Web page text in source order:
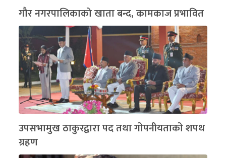
गौर नगरपालिकाको खाता बन्द, कामकाज प्रभावित
उपसभामुख ठाकुरद्वारा पद तथा गोपनीयताको शपथ
ग्रहण